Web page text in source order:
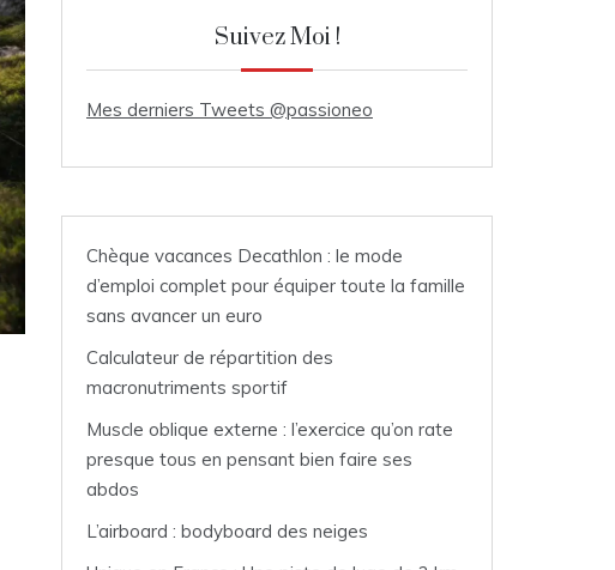
Suivez Moi !
Mes derniers Tweets @passioneo
Chèque vacances Decathlon : le mode
d’emploi complet pour équiper toute la famille
sans avancer un euro
Calculateur de répartition des
macronutriments sportif
Muscle oblique externe : l’exercice qu’on rate
presque tous en pensant bien faire ses
abdos
L’airboard : bodyboard des neiges